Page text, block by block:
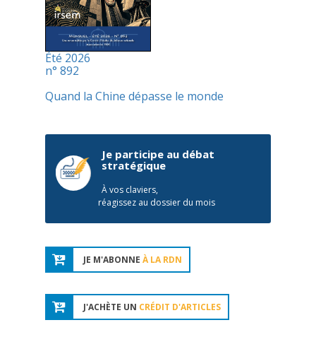
Été 2026
n° 892
Quand la Chine dépasse le monde
Je participe au débat
stratégique
À vos claviers,
réagissez au dossier du mois
JE M'ABONNE À LA RDN
J'ACHÈTE UN CRÉDIT D'ARTICLES